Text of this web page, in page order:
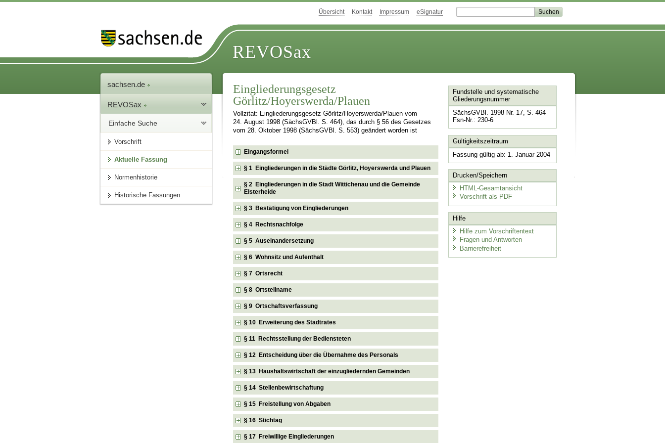
Übersicht Kontakt Impressum eSignatur
REVOSax
sachsen.de
REVOSax
Einfache Suche
Vorschrift
Aktuelle Fassung
Normenhistorie
Historische Fassungen
Eingliederungsgesetz
Görlitz/Hoyerswerda/Plauen
Vollzitat: Eingliederungsgesetz Görlitz/Hoyerswerda/Plauen vom
24. August 1998 (SächsGVBl. S. 464), das durch § 56 des Gesetzes
vom 28. Oktober 1998 (SächsGVBl. S. 553) geändert worden ist
Eingangsformel
§ 1 Eingliederungen in die Städte Görlitz, Hoyerswerda und Plauen
§ 2 Eingliederungen in die Stadt Wittichenau und die Gemeinde
Elsterheide
§ 3 Bestätigung von Eingliederungen
§ 4 Rechtsnachfolge
§ 5 Auseinandersetzung
§ 6 Wohnsitz und Aufenthalt
§ 7 Ortsrecht
§ 8 Ortsteilname
§ 9 Ortschaftsverfassung
§ 10 Erweiterung des Stadtrates
§ 11 Rechtsstellung der Bediensteten
§ 12 Entscheidung über die Übernahme des Personals
§ 13 Haushaltswirtschaft der einzugliedernden Gemeinden
§ 14 Stellenbewirtschaftung
§ 15 Freistellung von Abgaben
§ 16 Stichtag
§ 17 Freiwillige Eingliederungen
Fundstelle und systematische
Gliederungsnummer
SächsGVBl. 1998 Nr. 17, S. 464
Fsn-Nr.: 230-6
Gültigkeitszeitraum
Fassung gültig ab: 1. Januar 2004
Drucken/Speichern
HTML-Gesamtansicht
Vorschrift als PDF
Hilfe
Hilfe zum Vorschriftentext
Fragen und Antworten
Barrierefreiheit